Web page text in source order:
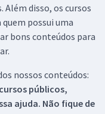
disso, os cursos
possui uma
bons conteúdos para
nossos conteúdos:
públicos,
ajuda. Não fique de